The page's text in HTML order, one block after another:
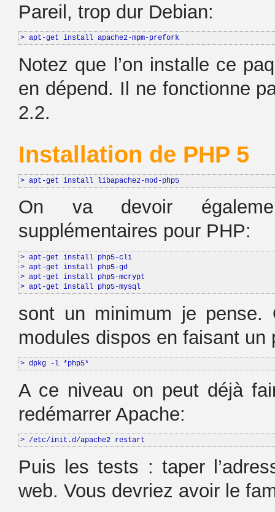
Pareil, trop dur Debian:
> apt-get install apache2-mpm-prefork
Notez que l’on installe ce
en dépend. Il ne fonctionne
2.2.
Installation de PHP 5
> apt-get install libapache2-mod-php5
On va devoir
supplémentaires pour PHP:
> apt-get install php5-cli
> apt-get install php5-gd
> apt-get install php5-mcrypt
> apt-get install php5-mysql
sont un minimum je
modules dispos en faisant un
> dpkg -l *php5*
A ce niveau on peut déjà
redémarrer Apache:
> /etc/init.d/apache2 restart
Puis les tests : taper
web. Vous devriez avoir le